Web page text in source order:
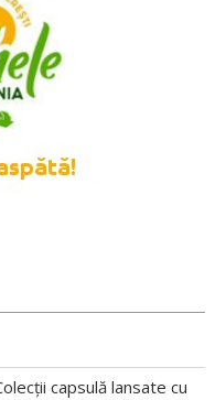
capsulă lansate cu